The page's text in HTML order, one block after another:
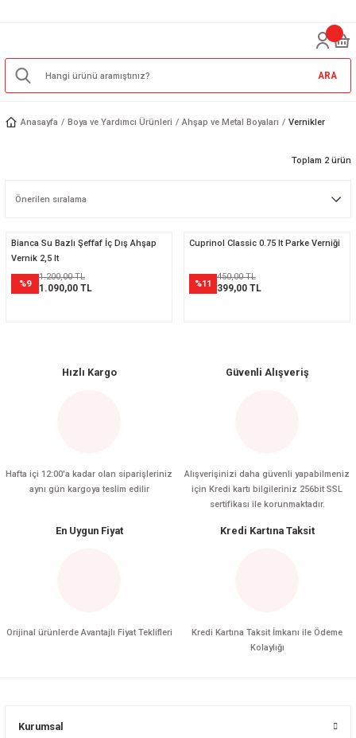
ARA
Anasayfa Boya ve Yardımcı Ürünleri Ahşap ve Metal Boyaları Vernikler
Toplam 2 ürün
Bianca Su Bazlı Şeffaf İç Dış Ahşap
Vernik 2,5 lt
%9
1.200,00 TL
1.090,00 TL
Cuprinol Classic 0.75 lt Parke Verniği
%11
450,00 TL
399,00 TL
Hızlı Kargo
Hafta içi 12:00'a kadar olan siparişleriniz
aynı gün kargoya teslim edilir
Güvenli Alışveriş
Alışverişinizi daha güvenli yapabilmeniz
için Kredi kartı bilgileriniz 256bit SSL
sertifikası ile korunmaktadır.
En Uygun Fiyat
Orijinal ürünlerde Avantajlı Fiyat Teklifleri
Kredi Kartına Taksit
Kredi Kartına Taksit İmkanı ile Ödeme
Kolaylığı
Kurumsal